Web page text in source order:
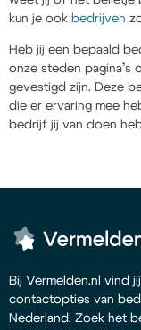
kun je ook bedrijven
Heb jij een bepaald
onze steden pagina’s
gevestigd zijn. Deze
die er ervaring mee
bedrijf jij van doen
Bij Vermelden.nl vind
contactopties van
Nederland. Zoek het